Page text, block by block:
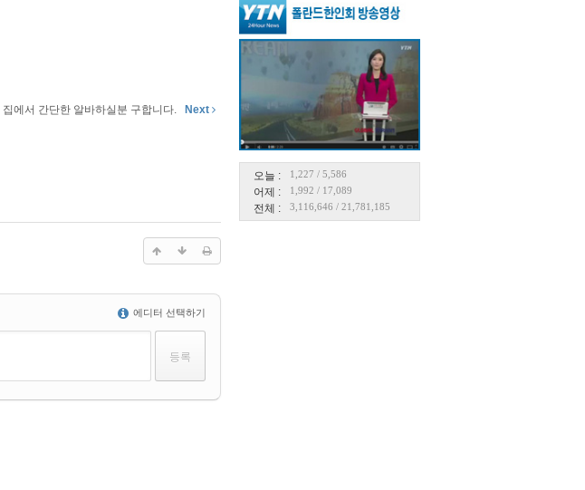
오늘 : 1,227 / 5,586
어제 : 1,992 / 17,089
전체 : 3,116,646 / 21,781,185
집에서 간단한 알바하실분 구합니다. Next
에디터 선택하기